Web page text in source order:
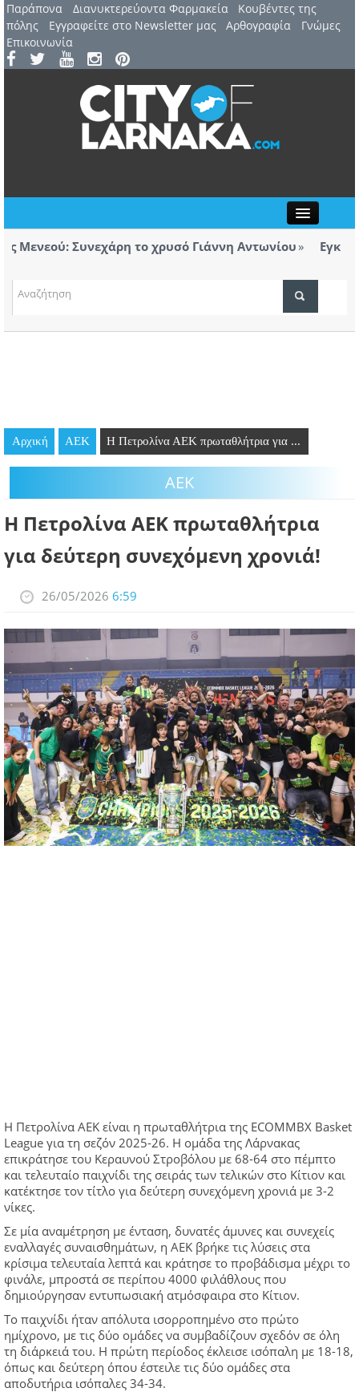
Παράπονα Διανυκτερεύοντα Φαρμακεία
Kουβέντες της
πόλης
Εγγραφείτε στο Newsletter μας Αρθογραφία
Γνώμες
Επικοινωνία
ΤΟΠΙΚΑ ΝΕΑ
ΘΕΣΕΙΣ ΕΡΓΑΣΙΑΣ
ΠΡΟΣΩΠΑ
ΛΑΡΝΑΚΑ 2030
ΠΕΡΙΣΣΟΤΕΡΑ
Συνεχάρη το χρυσό Γιάννη Αντωνίου
τσιγάρα βρέθηκαν σε ταξί με προορισμό
Αρχική ΑΕΚ Η Πετρολίνα ΑΕΚ πρωταθλήτρια για ...
ΑΕΚ
Η Πετρολίνα ΑΕΚ πρωταθλήτρια
για δεύτερη συνεχόμενη χρονιά!
26/05/2026 6:59
Η Πετρολίνα ΑΕΚ είναι η πρωταθλήτρια της ECOMMBX Basket
League για τη σεζόν 2025-26. Η ομάδα της Λάρνακας
επικράτησε του Κεραυνού Στροβόλου με 68-64 στο πέμπτο
και τελευταίο παιχνίδι της σειράς των τελικών στο Κίτιον και
κατέκτησε τον τίτλο για δεύτερη συνεχόμενη χρονιά με 3-2
νίκες.
Σε μία αναμέτρηση με ένταση, δυνατές άμυνες και συνεχείς
εναλλαγές συναισθημάτων, η ΑΕΚ βρήκε τις λύσεις στα
κρίσιμα τελευταία λεπτά και κράτησε το προβάδισμα μέχρι το
φινάλε, μπροστά σε περίπου 4000 φιλάθλους που
δημιούργησαν εντυπωσιακή ατμόσφαιρα στο Κίτιον.
Το παιχνίδι ήταν απόλυτα ισορροπημένο στο πρώτο
ημίχρονο, με τις δύο ομάδες να συμβαδίζουν σχεδόν σε όλη
τη διάρκειά του. Η πρώτη περίοδος έκλεισε ισόπαλη με 18-18,
όπως και δεύτερη όπου έστειλε τις δύο ομάδες στα
αποδυτήρια ισόπαλες 34-34.